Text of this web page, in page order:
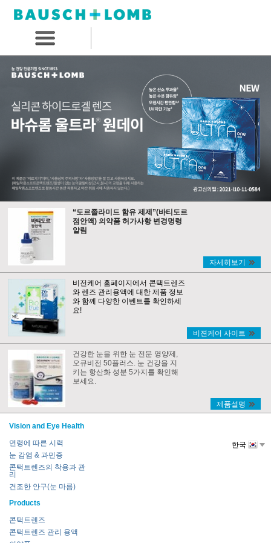
“도르졸라미드 함유 제제”(바티도르
점안액) 의약품 허가사항 변경명령
알림
자세히보기
비전케어 홈페이지에서 콘택트렌즈
와 렌즈 관리용액에 대한 제품 정보
와 함께 다양한 이벤트를 확인하세
요!
비젼케어 사이트
건강한 눈을 위한 눈 전문 영양제,
오큐비전 50플러스. 눈 건강을 지
키는 항산화 성분 5가지를 확인해
보세요.
제품설명
Vision and Eye Health
연령에 따른 시력
눈 감염 & 과민증
콘택트렌즈의 착용과 관
리
건조한 안구(눈 마름)
Products
콘택트렌즈
콘택트렌즈 관리 용액
한국